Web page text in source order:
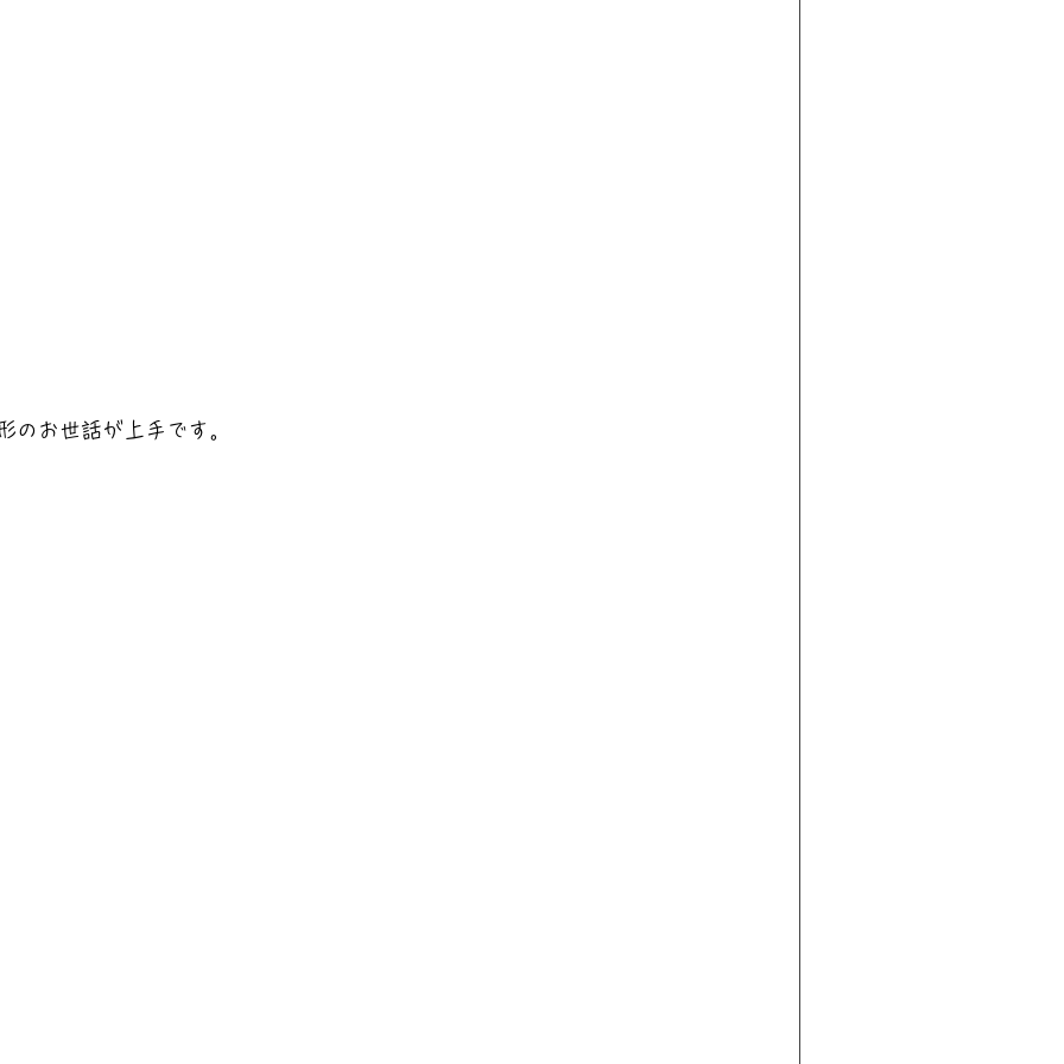
のお世話が上手です。